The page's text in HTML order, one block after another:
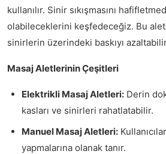
kullanılır. Sinir sıkışmasını
olabileceklerini keşfedeceğiz. Bu
sinirlerin üzerindeki baskıyı
Masaj Aletlerinin Çeşitleri
Elektrikli Masaj Aletleri: Derin
kasları ve sinirleri rahatlatabilir.
Manuel Masaj Aletleri:
yapmalarına olanak tanır.